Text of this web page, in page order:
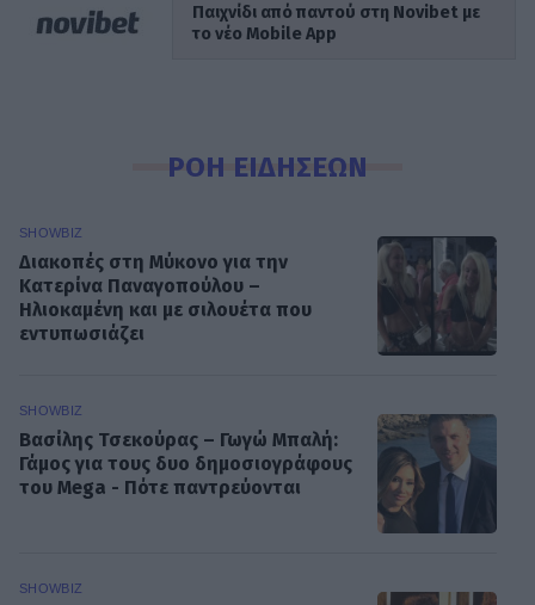
Παιχνίδι από παντού στη Novibet με
το νέο Mobile App
ΡΟΗ ΕΙΔΗΣΕΩΝ
SHOWBIZ
Διακοπές στη Μύκονο για την
Κατερίνα Παναγοπούλου –
Ηλιοκαμένη και με σιλουέτα που
εντυπωσιάζει
SHOWBIZ
Βασίλης Τσεκούρας – Γωγώ Μπαλή:
Γάμος για τους δυο δημοσιογράφους
του Mega - Πότε παντρεύονται
SHOWBIZ